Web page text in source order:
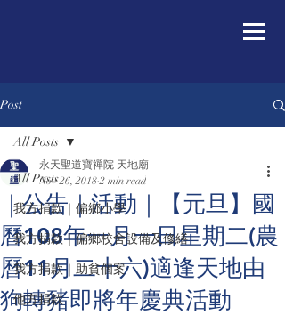
Post
All Posts
我方捐款｜偏鄉小學
我方捐款｜偏鄉校舍設備及修繕
我方捐款｜助貧個案
他方捐款
All Posts
｜公告｜活動｜【元旦】國
曆108年一月一日星期二(農
曆11月二十六)適逢天地由
狗轉豬即將年慶典活動
永天聖道寶禪院 天地廟
Nov 26, 2018 2 min read